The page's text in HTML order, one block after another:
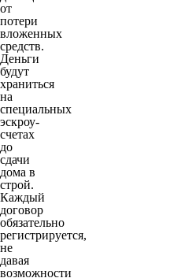
от
потери
вложенных
средств.
Деньги
будут
храниться
на
специальных
эскроу-
счетах
до
сдачи
дома в
строй.
Каждый
договор
обязательно
регистрируется,
не
давая
возможности